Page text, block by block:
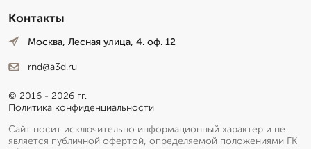
Контакты
Москва, Лесная улица, 4. оф. 12
rnd@a3d.ru
© 2016 - 2026 гг.
Политика конфиденциальности
Сайт носит исключительно информационный характер и не
является публичной офертой, определяемой положениями ГК